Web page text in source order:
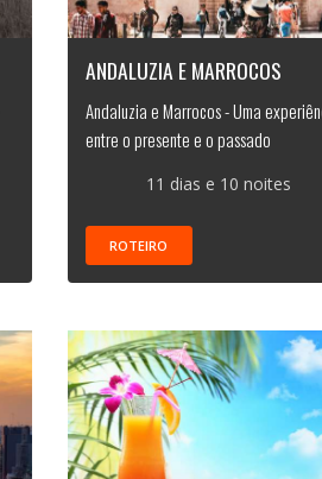
ANDALUZIA E MARROCOS
Andaluzia e Marrocos - Uma
entre o presente e o passado
11 dias e 10 noites
ROTEIRO